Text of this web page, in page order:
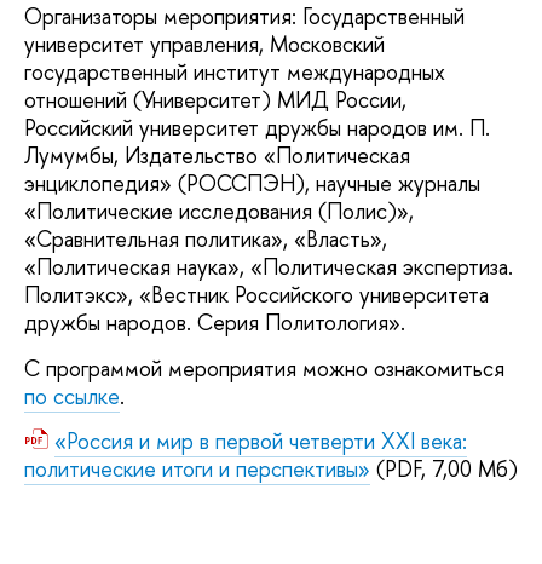
Организаторы мероприятия: Государственный
университет управления, Московский
государственный институт международных
отношений (Университет) МИД России,
Российский университет дружбы народов им. П.
Лумумбы, Издательство «Политическая
энциклопедия» (РОССПЭН), научные журналы
«Политические исследования (Полис)»,
«Сравнительная политика», «Власть»,
«Политическая наука», «Политическая экспертиза.
Политэкс», «Вестник Российского университета
дружбы народов. Серия Политология».
С программой мероприятия можно ознакомиться
по ссылке.
«Россия и мир в первой четверти XXI века:
политические итоги и перспективы» (PDF, 7,00 Мб)